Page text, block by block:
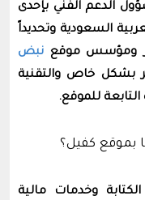
الدعم الفني بإحدى
السعودية وتحديداً
ومؤسس موقع نبض
بشكل خاص والتقنية
للموقع.
بموقع كفيل؟
وخدمات مالية